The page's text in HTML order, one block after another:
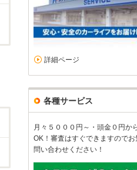
詳細ページ
各種サービス
月々５０００円～・頭金０円か
OK！審査はすぐできますのでお
問い合わせください！